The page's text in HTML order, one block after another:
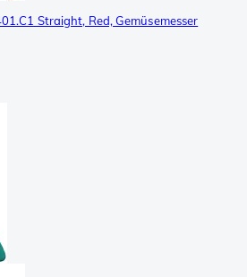
Straight, Red, Gemüsemesser